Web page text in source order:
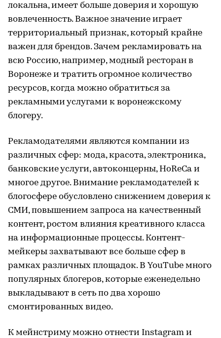
локальна, имеет больше доверия и хорошую
вовлеченность. Важное значение играет
территориальный признак, который крайне
важен для брендов. Зачем рекламировать на
всю Россию, например, модный ресторан в
Воронеже и тратить огромное количество
ресурсов, когда можно обратиться за
рекламными услугами к воронежскому
блогеру.
Рекламодателями являются компании из
различных сфер: мода, красота, электроника,
банковские услуги, автоконцерны, HoReCa и
многое другое. Внимание рекламодателей к
блогосфере обусловлено снижением доверия к
СМИ, повышением запроса на качественный
контент, ростом влияния креативного класса
на информационные процессы. Контент-
мейкеры захватывают все больше сфер в
рамках различных площадок. В YouTube много
популярных блогеров, которые еженедельно
выкладывают в сеть по два хорошо
смонтированных видео.
К мейнстриму можно отнести Instagram и